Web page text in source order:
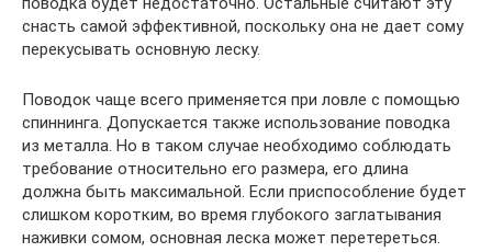
снасть самой эффективной, поскольку она не дает сому
перекусывать основную леску.
Поводок чаще всего применяется при ловле с помощью
спиннинга. Допускается также использование поводка
из металла. Но в таком случае необходимо соблюдать
требование относительно его размера, его длина
должна быть максимальной. Если приспособление будет
слишком коротким, во время глубокого заглатывания
наживки сомом, основная леска может перетереться.